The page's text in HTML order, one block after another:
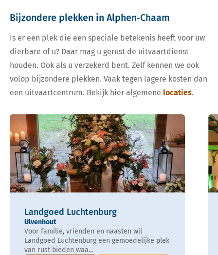
Bijzondere plekken in Alphen‑Chaam
Is er een plek die een speciale betekenis heeft voor uw
dierbare of u? Daar mag u gerust de uitvaartdienst
houden. Ook als u verzekerd bent. Zelf kennen we ook
volop bijzondere plekken. Vaak tegen lagere kosten dan
een uitvaartcentrum. Bekijk hier algemene locaties.
Landgoed Luchtenburg
Ulvenhout
Voor familie, vrienden en naasten wil
Landgoed Luchtenburg een gemoedelijke plek
van rust bieden waa...